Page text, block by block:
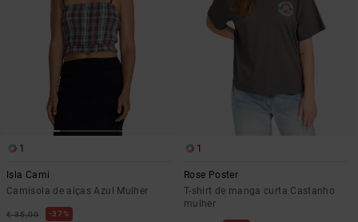
1
Isla Cami
Camisola de alças Azul Mulher
€ 35,00 37%
1
Rose Poster
T-shirt de manga curta Castanho
mulher